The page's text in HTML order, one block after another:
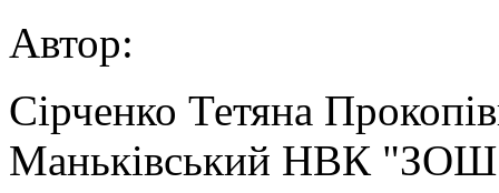
Автор:
Сірченко Тетяна
Маньківський НВК "ЗОШ